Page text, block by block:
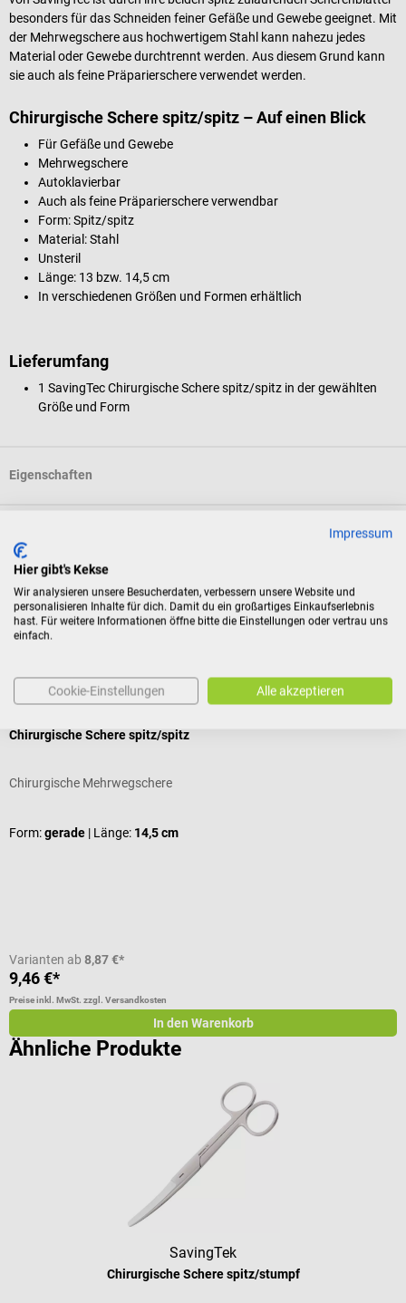
besonders für das Schneiden feiner Gefäße und Gewebe geeignet. Mit
der Mehrwegschere aus hochwertigem Stahl kann nahezu jedes
Material oder Gewebe durchtrennt werden. Aus diesem Grund kann
sie auch als feine Präparierschere verwendet werden.
Chirurgische Schere spitz/spitz – Auf einen Blick
Für Gefäße und Gewebe
Mehrwegschere
Autoklavierbar
Auch als feine Präparierschere verwendbar
Form: Spitz/spitz
Material: Stahl
Unsteril
Länge: 13 bzw. 14,5 cm
In verschiedenen Größen und Formen erhältlich
Lieferumfang
1 SavingTec Chirurgische Schere spitz/spitz in der gewählten
Größe und Form
Eigenschaften
Bewertungen
Chirurgische Schere spitz/spitz
Chirurgische Mehrwegschere
Form:gerade | Länge: 14,5 cm
Varianten ab 8,87 €*
9,46 €*
Preise inkl. MwSt. zzgl. Versandkosten
In den Warenkorb
Ähnliche Produkte
SavingTek
Chirurgische Schere spitz/stumpf
Impressum
Hier gibt's Kekse
Wir analysieren unsere Besucherdaten, verbessern unsere Website und
personalisieren Inhalte für dich. Damit du ein großartiges Einkaufserlebnis
hast. Für weitere Informationen öffne bitte die Einstellungen oder vertrau uns
einfach.
Cookie-Einstellungen Alle akzeptieren